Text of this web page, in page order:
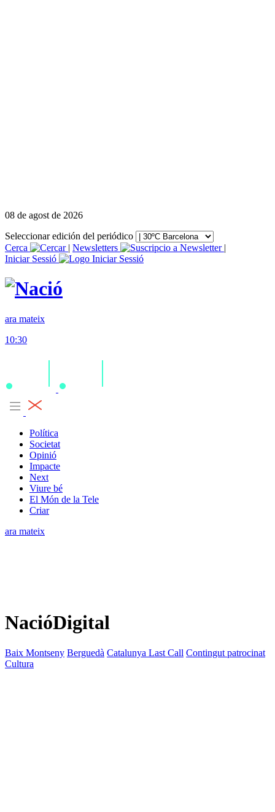
08 de agost de 2026
Seleccionar edición del periódico
Cerca
| Newsletters
|
Iniciar Sessió
ara mateix
10:30
Política
Societat
Opinió
Impacte
Next
Viure bé
El Món de la Tele
Criar
ara mateix
NacióDigital
Baix Montseny Berguedà Catalunya Last Call Contingut patrocinat
Cultura